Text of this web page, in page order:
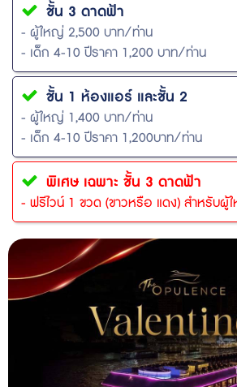
ชั้น 3 ดาดฟ้า
- ผู้ใหญ่ 2,500 บาท/ท่าน
- เด็ก 4-10 ปีราคา 1,200 บาท/ท่าน
ชั้น 1 ห้องแอร์ และชั้น 2
- ผู้ใหญ่ 1,400 บาท/ท่าน
- เด็ก 4-10 ปีราคา 1,200บาท/ท่าน
พิเศษ เฉพาะ ชั้น 3 ดาดฟ้า
- ฟรีไวน์ 1 ขวด (ขาวหรือ แดง) สำหรับผู้